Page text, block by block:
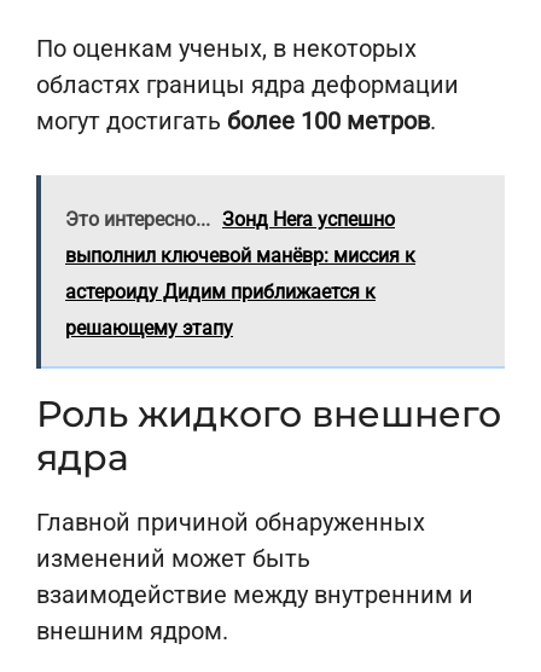
По оценкам ученых, в некоторых
областях границы ядра деформации
могут достигать более 100 метров.
Это интересно... Зонд Hera успешно
выполнил ключевой манёвр: миссия к
астероиду Дидим приближается к
решающему этапу
Роль жидкого внешнего
ядра
Главной причиной обнаруженных
изменений может быть
взаимодействие между внутренним и
внешним ядром.